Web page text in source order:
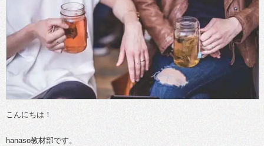
こんにちは！
hanaso教材部です。